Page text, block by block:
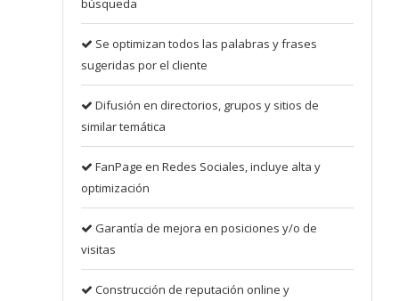
búsqueda
Se optimizan todos las palabras y frases
sugeridas por el cliente
Difusión en directorios, grupos y sitios de
similar temática
FanPage en Redes Sociales, incluye alta y
optimización
Garantía de mejora en posiciones y/o de
visitas
Construcción de reputación online y